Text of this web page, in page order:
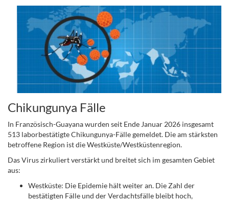
Chikungunya Fälle
In Französisch-Guayana wurden seit Ende Januar 2026 insgesamt
513 laborbestätigte Chikungunya-Fälle gemeldet. Die am stärksten
betroffene Region ist die Westküste/Westküstenregion.
Das Virus zirkuliert verstärkt und breitet sich im gesamten Gebiet
aus:
Westküste: Die Epidemie hält weiter an. Die Zahl der
bestätigten Fälle und der Verdachtsfälle bleibt hoch,